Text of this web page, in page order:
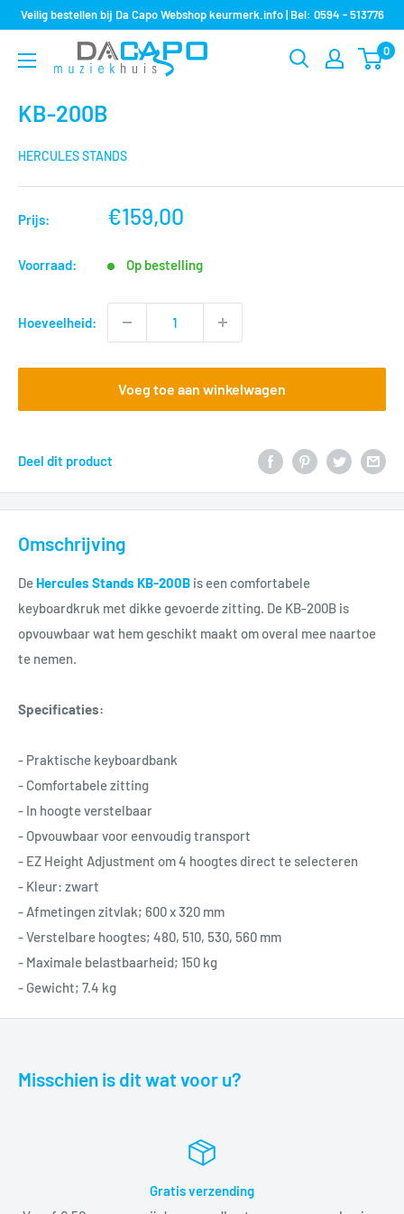
naar
Veilig bestellen bij Da Capo Webshop keurmerk.info | Bel: 0594 - 513776
Muziekhuis
Da
Capo
0
KB-200B
HERCULES STANDS
Prijs:
nu
€159,00
Voorraad: Op bestelling
Hoeveelheid:
Voeg toe aan winkelwagen
Deel dit product
Omschrijving
De Hercules Stands KB-200B is een comfortabele
keyboardkruk met dikke gevoerde zitting. De KB-200B is
opvouwbaar wat hem geschikt maakt om overal mee naartoe
te nemen.
Specificaties:
- Praktische keyboardbank
- Comfortabele zitting
- In hoogte verstelbaar
- Opvouwbaar voor eenvoudig transport
- EZ Height Adjustment om 4 hoogtes direct te selecteren
- Kleur: zwart
- Afmetingen zitvlak; 600 x 320 mm
- Verstelbare hoogtes; 480, 510, 530, 560 mm
- Maximale belastbaarheid; 150 kg
- Gewicht; 7.4 kg
Misschien is dit wat voor u?
Gratis verzending